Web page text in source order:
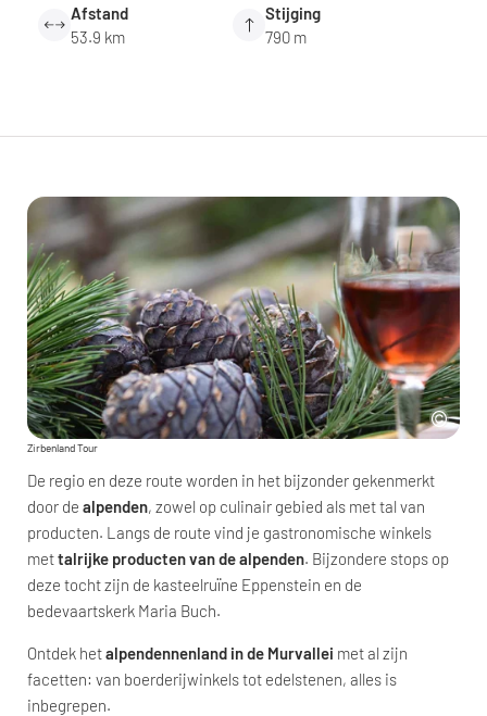
Afstand
53.9 km
Stijging
790 m
Zirbenland Tour
De regio en deze route worden in het bijzonder gekenmerkt
door de alpenden, zowel op culinair gebied als met tal van
producten. Langs de route vind je gastronomische winkels
mettalrijke producten van de alpenden. Bijzondere stops op
deze tocht zijn de kasteelruïne Eppenstein en de
bedevaartskerk Maria Buch.
Ontdek hetalpendennenland in de Murvallei met al zijn
facetten: van boerderijwinkels tot edelstenen, alles is
inbegrepen.